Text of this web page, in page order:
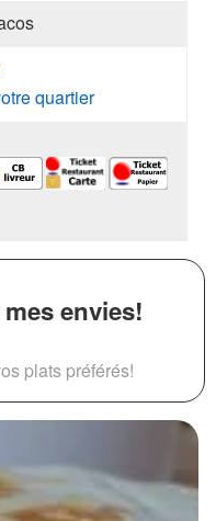
quartier
envies!
plats préférés!